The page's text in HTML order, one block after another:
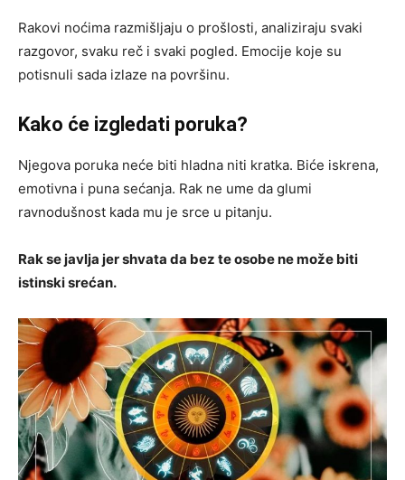
Rakovi noćima razmišljaju o prošlosti, analiziraju svaki
razgovor, svaku reč i svaki pogled. Emocije koje su
potisnuli sada izlaze na površinu.
Kako će izgledati poruka?
Njegova poruka neće biti hladna niti kratka. Biće iskrena,
emotivna i puna sećanja. Rak ne ume da glumi
ravnodušnost kada mu je srce u pitanju.
Rak se javlja jer shvata da bez te osobe ne može biti
istinski srećan.